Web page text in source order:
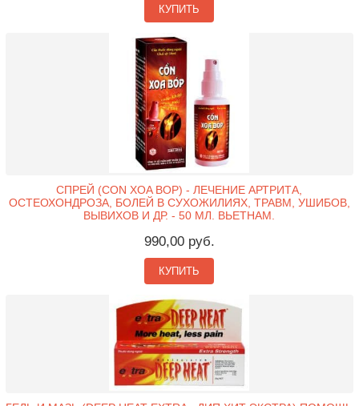
КУПИТЬ
СПРЕЙ (CON XOA BOP) - ЛЕЧЕНИЕ АРТРИТА,
ОСТЕОХОНДРОЗА, БОЛЕЙ В СУХОЖИЛИЯХ, ТРАВМ, УШИБОВ,
ВЫВИХОВ И ДР. - 50 МЛ. ВЬЕТНАМ.
990,00 руб.
КУПИТЬ